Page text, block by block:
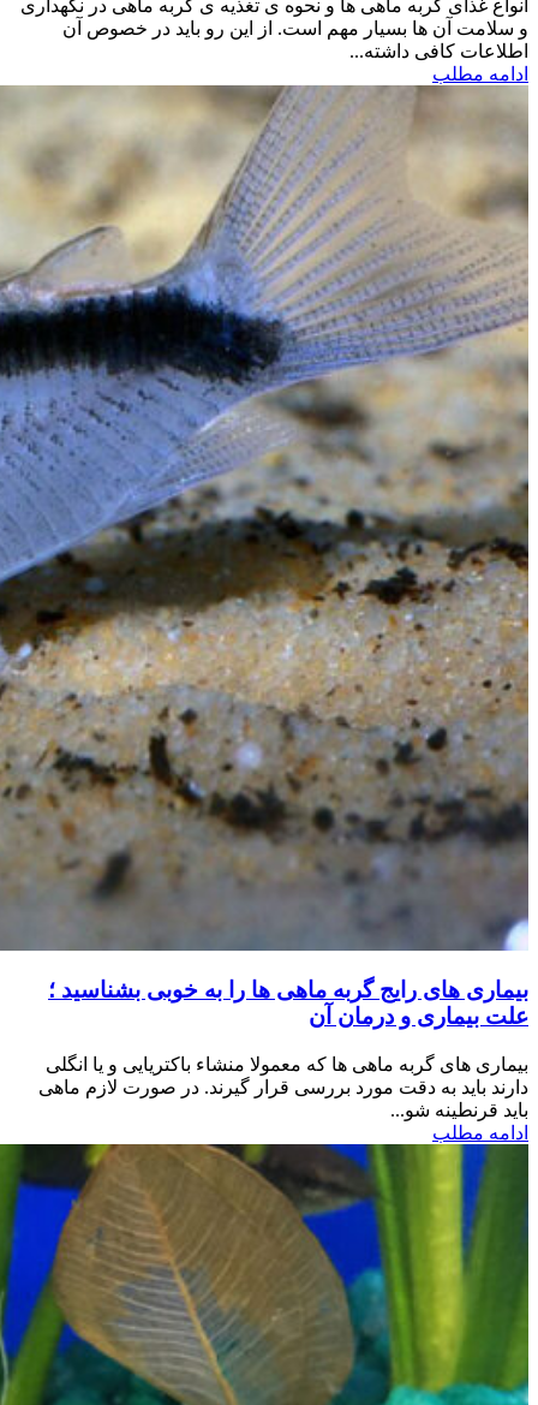
انواع غذای گربه ماهی ها و نحوه ی تغذیه ی گربه ماهی در نگهداری
و سلامت آن ها بسیار مهم است. از این رو باید در خصوص آن
اطلاعات کافی داشته...
ادامه مطلب
بیماری های رایج گربه ماهی ها را به خوبی بشناسید ؛
علت بیماری و درمان آن
بیماری های گربه ماهی ها که معمولا منشاء باکتریایی و یا انگلی
دارند باید به دقت مورد بررسی قرار گیرند. در صورت لازم ماهی
باید قرنطینه شو...
ادامه مطلب